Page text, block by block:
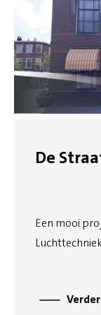
De
Een mooi